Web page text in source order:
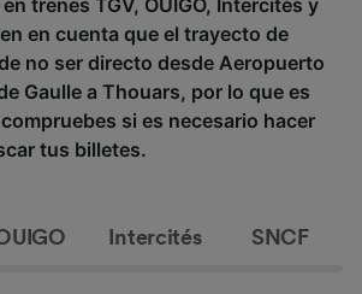
trenes TGV, OUIGO, Intercités y
en cuenta que el trayecto de
no ser directo desde Aeropuerto
Gaulle a Thouars, por lo que es
si es necesario hacer
tus billetes.
Intercités SNCF